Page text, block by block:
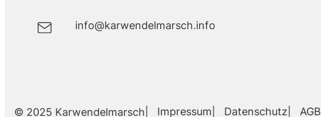
info@karwendelmarsch.info
© 2025 Karwendelmarsch Impressum Datenschutz AGB